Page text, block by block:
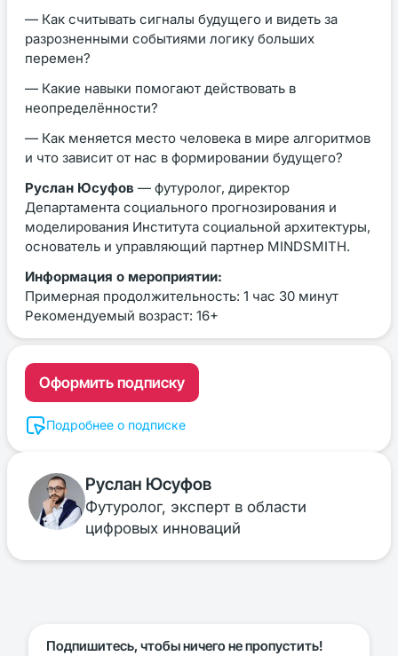
— Как считывать сигналы будущего и видеть за
разрозненными событиями логику больших
перемен?
— Какие навыки помогают действовать в
неопределённости?
— Как меняется место человека в мире алгоритмов
и что зависит от нас в формировании будущего?
Руслан Юсуфов — футуролог, директор
Департамента социального прогнозирования и
моделирования Института социальной архитектуры,
основатель и управляющий партнер MINDSMITH.
Информация о мероприятии:
Примерная продолжительность: 1 час 30 минут
Рекомендуемый возраст: 16+
Оформить подписку
Подробнее о подписке
Руслан Юсуфов
Футуролог, эксперт в области
цифровых инноваций
Подпишитесь, чтобы ничего не пропустить!